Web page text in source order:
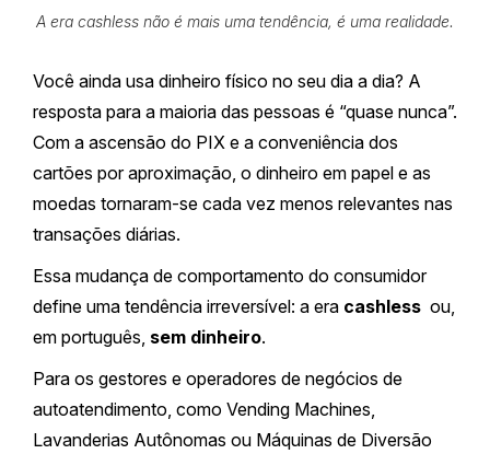
A era cashless não é mais uma tendência, é uma realidade.
Você ainda usa dinheiro físico no seu dia a dia? A
resposta para a maioria das pessoas é “quase nunca”.
Com a ascensão do PIX e a conveniência dos
cartões por aproximação, o dinheiro em papel e as
moedas tornaram-se cada vez menos relevantes nas
transações diárias.
Essa mudança de comportamento do consumidor
define uma tendência irreversível: a era cashless ou,
em português, sem dinheiro.
Para os gestores e operadores de negócios de
autoatendimento, como Vending Machines,
Lavanderias Autônomas ou Máquinas de Diversão